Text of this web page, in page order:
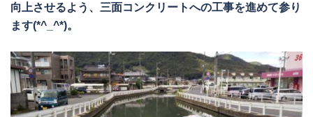
向上させるよう、三面コンクリートへの工事を進めて参り
ます(*^_^*)。